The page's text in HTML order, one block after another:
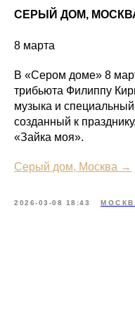
СЕРЫЙ ДОМ,
8 марта
В «Сером доме» 8
трибьюта Филиппу
музыка и
созданный к
«Зайка моя».
Серый дом, Москва →
2026-03-08 18:43